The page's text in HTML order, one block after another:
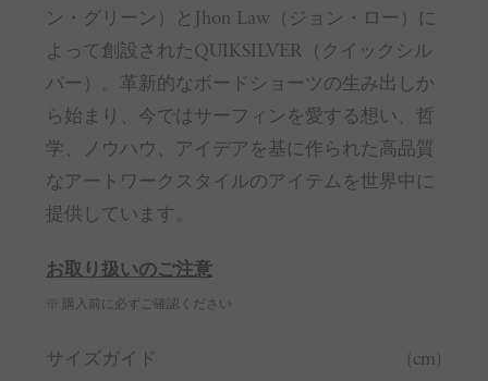
ン・グリーン）とJhon Law（ジョン・ロー）に
よって創設されたQUIKSILVER（クイックシル
バー）。革新的なボードショーツの生み出しか
ら始まり、今ではサーフィンを愛する想い、哲
学、ノウハウ、アイデアを基に作られた高品質
なアートワークスタイルのアイテムを世界中に
提供しています。
お取り扱いのご注意
※ 購入前に必ずご確認ください
サイズガイド (cm)